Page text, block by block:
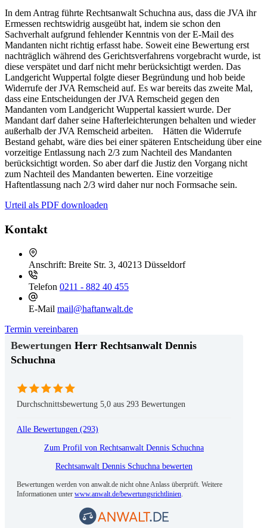
In dem Antrag führte Rechtsanwalt Schuchna aus, dass die JVA ihr
Ermessen rechtswidrig ausgeübt hat, indem sie schon den
Sachverhalt aufgrund fehlender Kenntnis von der E-Mail des
Mandanten nicht richtig erfasst habe. Soweit eine Bewertung erst
nachträglich während des Gerichtsverfahrens vorgebracht wurde, ist
diese verspätet und darf nicht mehr berücksichtigt werden. Das
Landgericht Wuppertal folgte dieser Begründung und hob beide
Widerrufe der JVA Remscheid auf. Es war bereits das zweite Mal,
dass eine Entscheidungen der JVA Remscheid gegen den
Mandanten vom Landgericht Wuppertal kassiert wurde. Der
Mandant darf daher seine Hafterleichterungen behalten und wieder
außerhalb der JVA Remscheid arbeiten. Hätten die Widerrufe
Bestand gehabt, wäre dies bei einer späteren Entscheidung über eine
vorzeitige Entlassung nach 2/3 zum Nachteil des Mandanten
berücksichtigt worden. So aber darf die Justiz den Vorgang nicht
zum Nachteil des Mandanten bewerten. Eine vorzeitige
Haftentlassung nach 2/3 wird daher nur noch Formsache sein.
Urteil als PDF downloaden
Kontakt
Anschrift: Breite Str. 3, 40213 Düsseldorf
Telefon 0211 - 882 40 455
E-Mail mail@haftanwalt.de
Termin vereinbaren
Herr Rechtsanwalt Dennis
Schuchna
Durchschnittsbewertung 5,0 aus 293 Bewertungen
Alle Bewertungen (293)
Zum Profil von Rechtsanwalt Dennis Schuchna
Rechtsanwalt Dennis Schuchna bewerten
Bewertungen werden von anwalt.de nicht ohne Anlass überprüft. Weitere
Informationen unter www.anwalt.de/bewertungsrichtlinien.